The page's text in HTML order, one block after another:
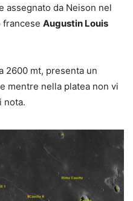
assegnato da Neison nel
francese Augustin Louis
2600 mt, presenta un
mentre nella platea non vi
nota.